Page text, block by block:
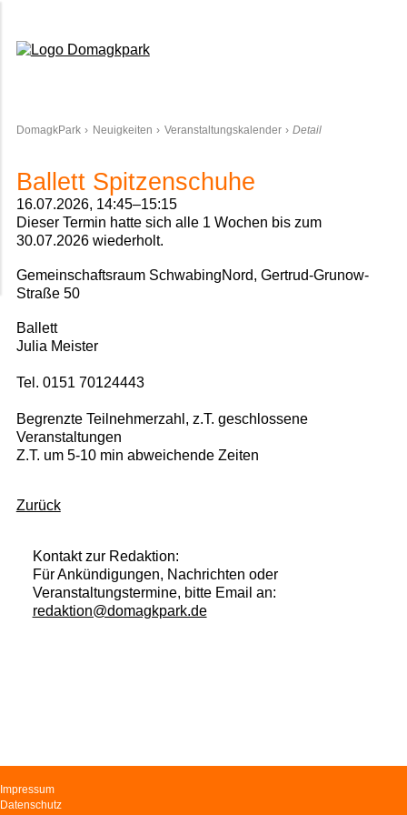
DomagkPark Neuigkeiten Veranstaltungskalender Detail
Ballett Spitzenschuhe
16.07.2026, 14:45–15:15
Dieser Termin hatte sich alle 1 Wochen bis zum
30.07.2026 wiederholt.
Gemeinschaftsraum SchwabingNord, Gertrud-Grunow-
Straße 50
Ballett
Julia Meister
Tel. 0151 70124443
Begrenzte Teilnehmerzahl, z.T. geschlossene
Veranstaltungen
Z.T. um 5-10 min abweichende Zeiten
Zurück
Kontakt zur Redaktion:
Für Ankündigungen, Nachrichten oder
Veranstaltungstermine, bitte Email an:
redaktion@domagkpark.de
Navigation
überspringen
Impressum
Datenschutz